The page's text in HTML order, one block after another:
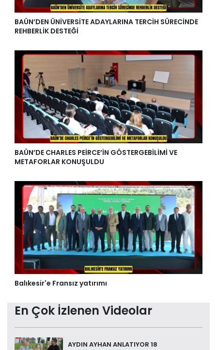
BAÜN’DEN ÜNİVERSİTE ADAYLARINA TERCİH SÜRECİNDE
REHBERLİK DESTEĞİ
BAÜN’DE CHARLES PEİRCE’İN GÖSTERGEBİLİMİ VE
METAFORLAR KONUŞULDU
Balıkesir'e Fransız yatırımı
En Çok İzlenen Videolar
AYDIN AYHAN ANLATIYOR 18